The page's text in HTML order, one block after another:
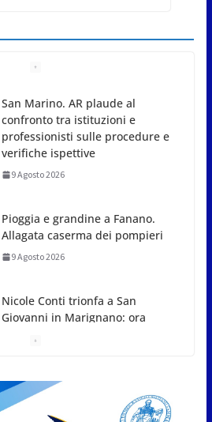
Pioggia e grandine a Fanano.
Allagata caserma dei pompieri
9 Agosto 2026
guarda ai Giochi del
Mediterraneo
9 Agosto 2026
Dennis Spircu fa doppietta a
San Marino: suoi singolare e
Giro aereo d’Italia: a San Marino
è stata l’ultima tappa